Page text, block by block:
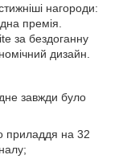
нагороди:
премія.
за бездоганну
дизайн.
завжди було
приладдя на 32